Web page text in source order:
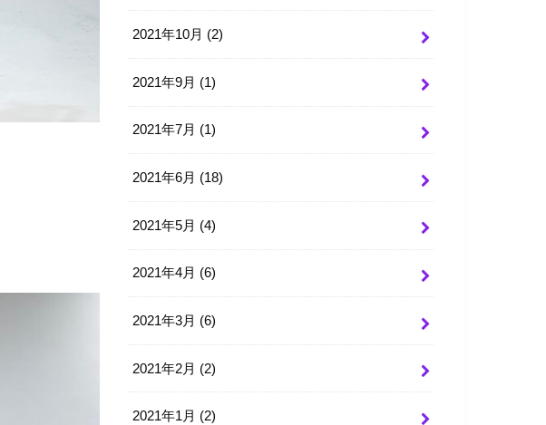
2021年10月 (2)
2021年9月 (1)
2021年7月 (1)
2021年6月 (18)
2021年5月 (4)
2021年4月 (6)
2021年3月 (6)
2021年2月 (2)
2021年1月 (2)